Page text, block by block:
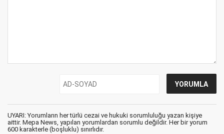
UYARI: Yorumların her türlü cezai ve hukuki sorumluluğu yazan kişiye
aittir. Mepa News, yapılan yorumlardan sorumlu değildir. Her bir yorum
600 karakterle (boşluklu) sınırlıdır.